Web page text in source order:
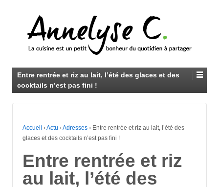
Entre rentrée et riz au lait, l’été des glaces et des
cocktails n’est pas fini !
Accueil ›Actu ›Adresses › Entre rentrée et riz au lait, l’été des
glaces et des cocktails n’est pas fini !
Entre rentrée et riz
au lait, l’été des